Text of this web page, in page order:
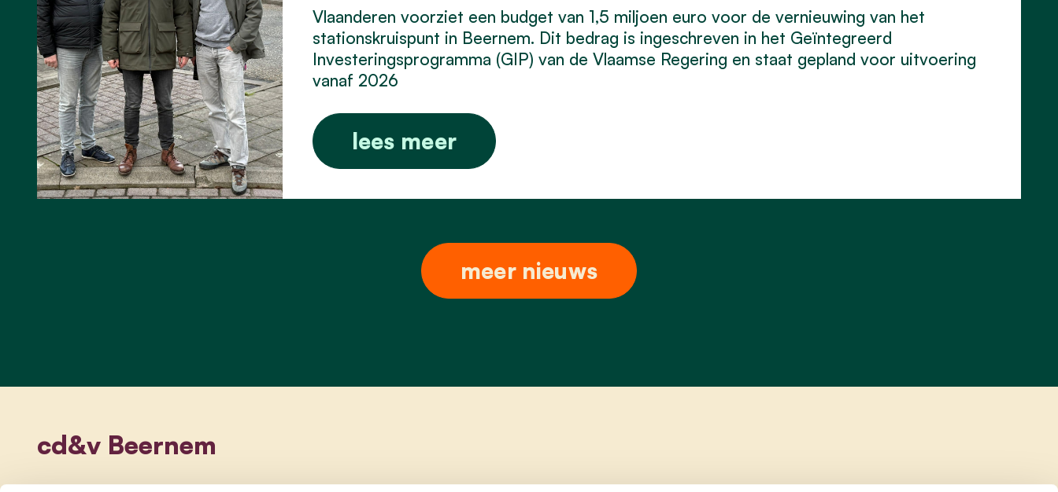
Vlaanderen voorziet een budget van 1,5 miljoen euro voor de vernieuwing van het
stationskruispunt in Beernem. Dit bedrag is ingeschreven in het Geïntegreerd
Investeringsprogramma (GIP) van de Vlaamse Regering en staat gepland voor uitvoering
vanaf 2026
lees meer
meer nieuws
cd&v Beernem